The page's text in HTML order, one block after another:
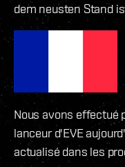
dem neusten Stand
Nous avons effectué
lanceur d'EVE
actualisé dans les